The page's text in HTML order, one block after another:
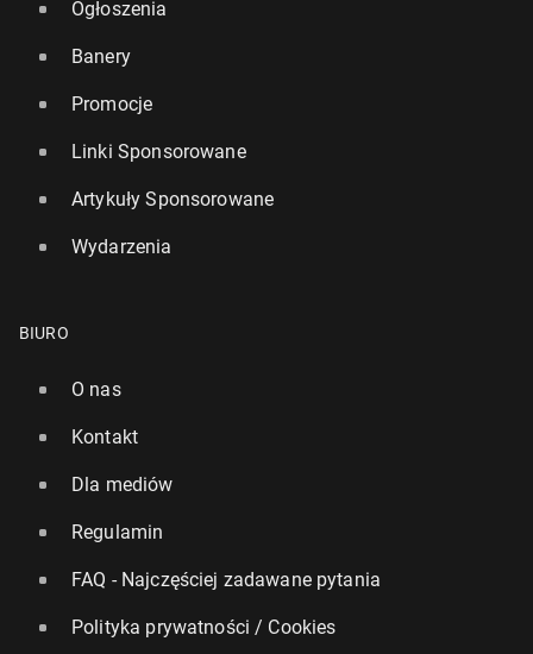
Ogłoszenia
Banery
Promocje
Linki Sponsorowane
Artykuły Sponsorowane
Wydarzenia
BIURO
O nas
Kontakt
Dla mediów
Regulamin
FAQ - Najczęściej zadawane pytania
Polityka prywatności / Cookies